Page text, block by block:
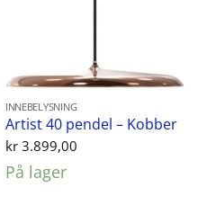
INNEBELYSNING
Artist 40 pendel – Kobber
kr3.899,00
På lager